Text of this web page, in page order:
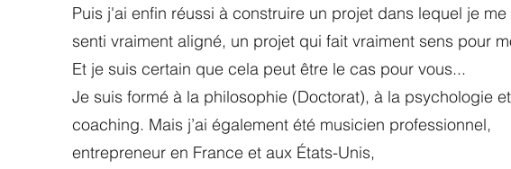
Puis j'ai enfin réussi à construire un projet dans lequel je me
senti vraiment aligné, un projet qui fait vraiment sens pour
Et je suis certain que cela peut être le cas pour vous...
Je suis formé à la philosophie (Doctorat), à la psychologie
coaching. Mais j’ai également été musicien professionnel,
entrepreneur en France et aux États-Unis,